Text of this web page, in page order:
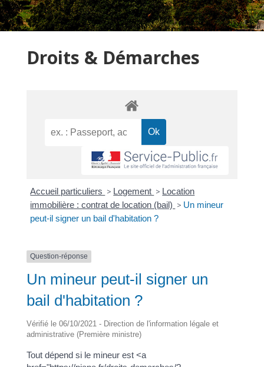
Droits & Démarches
Accueil particuliers > Logement > Location
immobilière : contrat de location (bail) > Un mineur
peut-il signer un bail d'habitation ?
Question-réponse
Un mineur peut-il signer un
bail d'habitation ?
Vérifié le 06/10/2021 - Direction de l'information légale et
administrative (Première ministre)
Tout dépend si le mineur est <a